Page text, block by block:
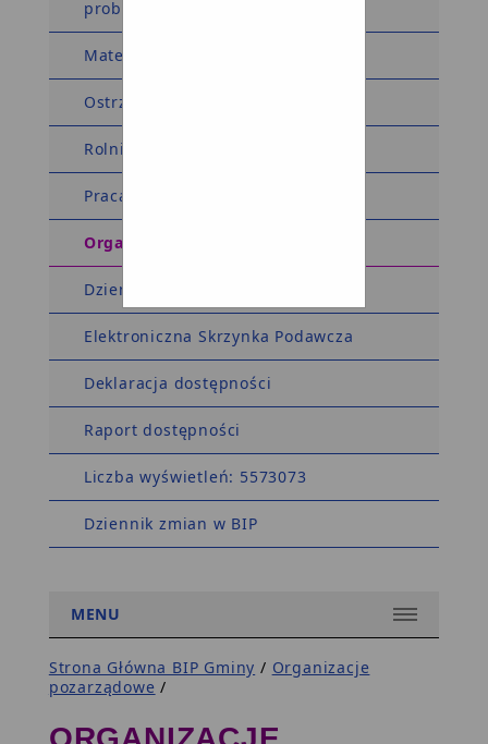
problemów alkoholowych
Materiały wyborcze
Ostrzeżenia meteorologiczne
Rolnictwo
Praca
Organizacje pozarządowe
Dziennik Ustaw Monitor Polski
Elektroniczna Skrzynka Podawcza
Deklaracja dostępności
Raport dostępności
Liczba wyświetleń: 5573073
Dziennik zmian w BIP
MENU
Strona Główna BIP Gminy / Organizacje
pozarządowe /